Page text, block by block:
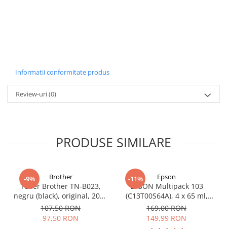
Pasta termica
Placi video profesionale
SSD-uri externe
Periferice PC
Mouse
Kit mouse si tastatura
Informatii conformitate produs
Review-uri(0)
PRODUSE SIMILARE
-9% Brother
Toner Brother TN-B023,
negru (black), original, 2000
pagini
107,50 RON
97,50 RON
-11% Epson
EPSON Multipack 103
(C13T00S64A), 4 x 65 ml,
Black/Cyan/Magenta/Yellow
(T00S6)
169,00 RON
149,99 RON